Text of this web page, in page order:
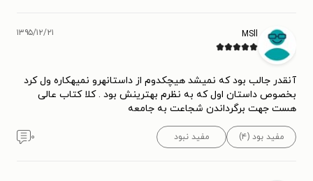
MSll ۱۳۹۵/۱۲/۲۱
آنقدر جالب بود که نمیشد هیچکدوم از داستانهرو نمیهکاره ول کرد
بخصوص داستان اول که به نظرم بهترینش بود . کلا کتاب عالی
هست جهت برگرداندن شجاعت به جامعه
مفید بود (۴) مفید نبود ۰